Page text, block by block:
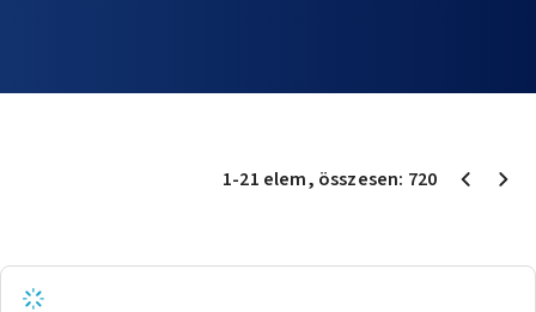
1-21 elem, összesen: 720